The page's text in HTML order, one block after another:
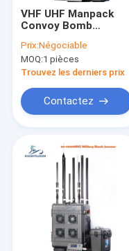
VHF UHF Manpack
Convoy Bomb
DC28V Source de
signal DDS
Prix:Négociable
MOQ:1 pièces
Trouvez les derniers prix
Contactez